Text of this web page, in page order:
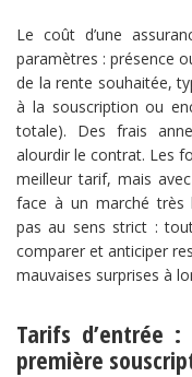
Le coût d’une
paramètres : présence
de la rente souhaitée,
à la souscription ou
totale). Des frais
alourdir le contrat. Les
meilleur tarif, mais
face à un marché très
pas au sens strict :
comparer et anticiper
mauvaises surprises à
Tarifs d’entrée
première